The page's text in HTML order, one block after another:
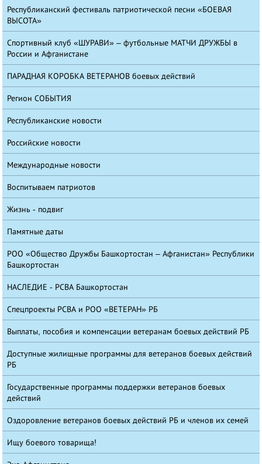
Республиканский фестиваль патриотической песни «БОЕВАЯ
ВЫСОТА»
Спортивный клуб «ШУРАВИ» – футбольные МАТЧИ ДРУЖБЫ в
России и Афганистане
ПАРАДНАЯ КОРОБКА ВЕТЕРАНОВ боевых действий
Регион СОБЫТИЯ
Республиканские новости
Российские новости
Международные новости
Воспитываем патриотов
Жизнь - подвиг
Памятные даты
РОО «Общество Дружбы Башкортостан – Афганистан» Республики
Башкортостан
НАСЛЕДИЕ - РСВА Башкортостан
Спецпроекты РСВА и РОО «ВЕТЕРАН» РБ
Выплаты, пособия и компенсации ветеранам боевых действий РБ
Доступные жилищные программы для ветеранов боевых действий
РБ
Государственные программы поддержки ветеранов боевых
действий
Оздоровление ветеранов боевых действий РБ и членов их семей
Ищу боевого товарища!